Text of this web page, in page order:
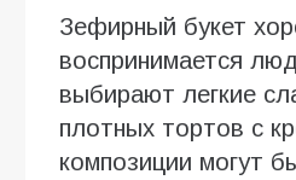
Зефирный букет
воспринимается
выбирают легкие
плотных тортов с
композиции могут